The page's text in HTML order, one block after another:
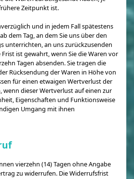
Zeitpunkt ist.
und in jedem Fall spätestens
dem Tag, an dem Sie uns über den
unterrichten, an uns zurückzusenden
ist gewahrt, wenn Sie die Waren vor
Tagen absenden. Sie tragen die
Rücksendung der Waren in Höhe von
für einen etwaigen Wertverlust der
wenn dieser Wertverlust auf einen zur
Eigenschaften und Funktionsweise
Umgang mit ihnen
vierzehn (14) Tagen ohne Angabe
zu widerrufen. Die Widerrufsfrist